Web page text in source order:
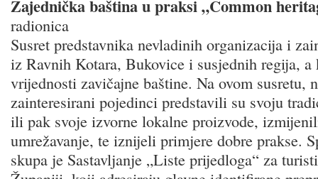
Zajednička baština u praksi „Common
radionica
Susret predstavnika nevladinih organizacija i
iz Ravnih Kotara, Bukovice i susjednih regija,
vrijednosti zavičajne baštine. Na ovom susretu,
zainteresirani pojedinci predstavili su svoju
ili pak svoje izvorne lokalne proizvode,
umrežavanje, te iznijeli primjere dobre prakse.
skupa je Sastavljanje „Liste prijedloga“ za